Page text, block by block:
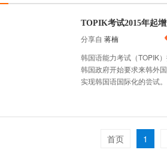
TOPIK考试2015年起
分享自 蒋楠
韩国语能力考试（TOPIK
韩国政府开始要求来韩外
实现韩国语国际化的尝
首页 1